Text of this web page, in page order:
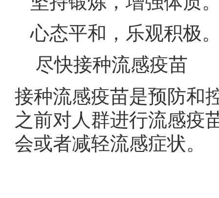
心态平和，乐观积极
尽快接种流感疫苗
接种流感疫苗是预防和
之前对人群进行流感疫
会或者减轻流感症状。